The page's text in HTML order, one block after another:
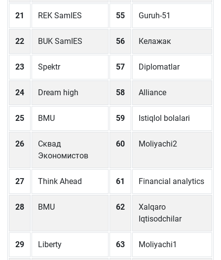
21 REK SamIES 55 Guruh-51
22 BUK SamIES 56 Келажак
23 Spektr 57 Diplomatlar
24 Dream high 58 Alliance
25 BMU 59 Istiqlol bolalari
26
Сквад
Экономистов
60 Moliyachi2
27 Think Ahead 61 Financial analytics
28 BMU 62
Xalqaro
Iqtisodchilar
29 Liberty 63 Moliyachi1